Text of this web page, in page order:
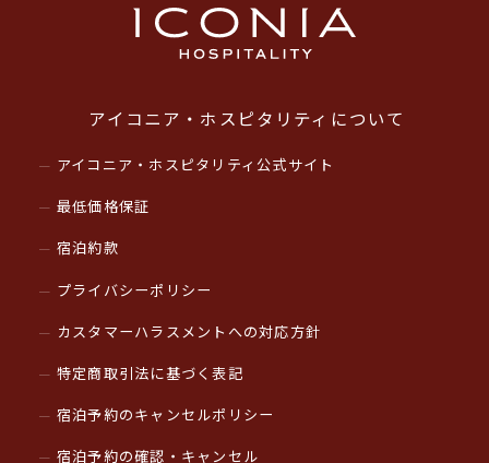
アイコニア・ホスピタリティについて
アイコニア・ホスピタリティ公式サイト
最低価格保証
宿泊約款
プライバシーポリシー
カスタマーハラスメントへの対応方針
特定商取引法に基づく表記
宿泊予約のキャンセルポリシー
宿泊予約の確認・キャンセル